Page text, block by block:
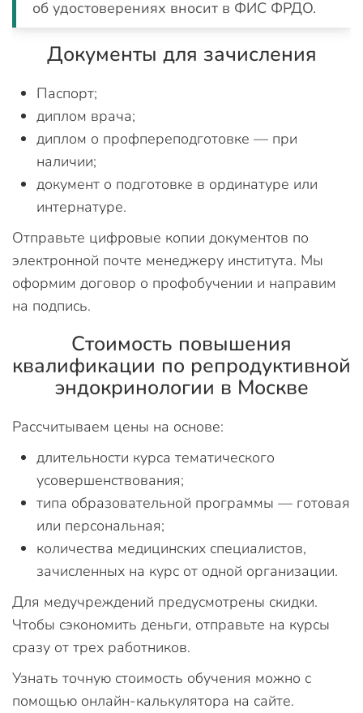
об удостоверениях вносит в ФИС ФРДО.
Документы для зачисления
Паспорт;
диплом врача;
диплом о профпереподготовке — при
наличии;
документ о подготовке в ординатуре или
интернатуре.
Отправьте цифровые копии документов по
электронной почте менеджеру института. Мы
оформим договор о профобучении и направим
на подпись.
Стоимость повышения
квалификации по репродуктивной
эндокринологии в Москве
Рассчитываем цены на основе:
длительности курса тематического
усовершенствования;
типа образовательной программы — готовая
или персональная;
количества медицинских специалистов,
зачисленных на курс от одной организации.
Для медучреждений предусмотрены скидки.
Чтобы сэкономить деньги, отправьте на курсы
сразу от трех работников.
Узнать точную стоимость обучения можно с
помощью онлайн-калькулятора на сайте.